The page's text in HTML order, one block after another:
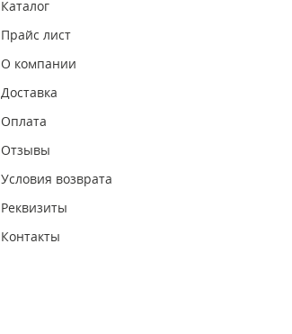
Каталог
Прайс лист
О компании
Доставка
Оплата
Отзывы
Условия возврата
Реквизиты
Контакты